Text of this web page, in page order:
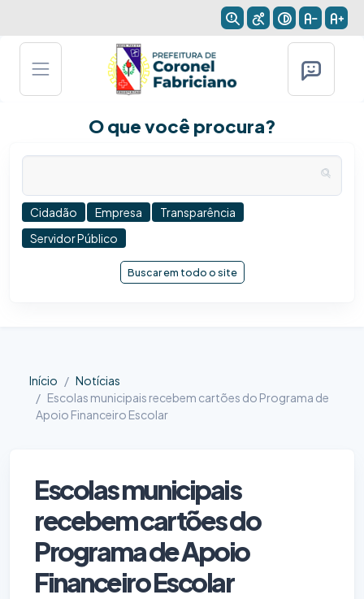
O que você procura?
Cidadão Empresa
Transparência
Servidor Público
Buscar em todo o site
Início
Notícias
Escolas municipais recebem cartões do Programa de
Apoio Financeiro Escolar
Escolas municipais
recebem cartões do
Programa de Apoio
Financeiro Escolar